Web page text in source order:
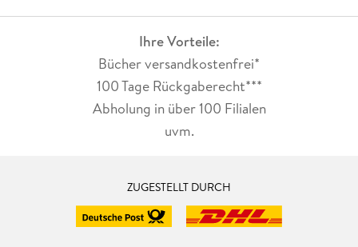
Ihre Vorteile:
Bücher versandkostenfrei*
100 Tage Rückgaberecht***
Abholung in über 100 Filialen
uvm.
ZUGESTELLT DURCH